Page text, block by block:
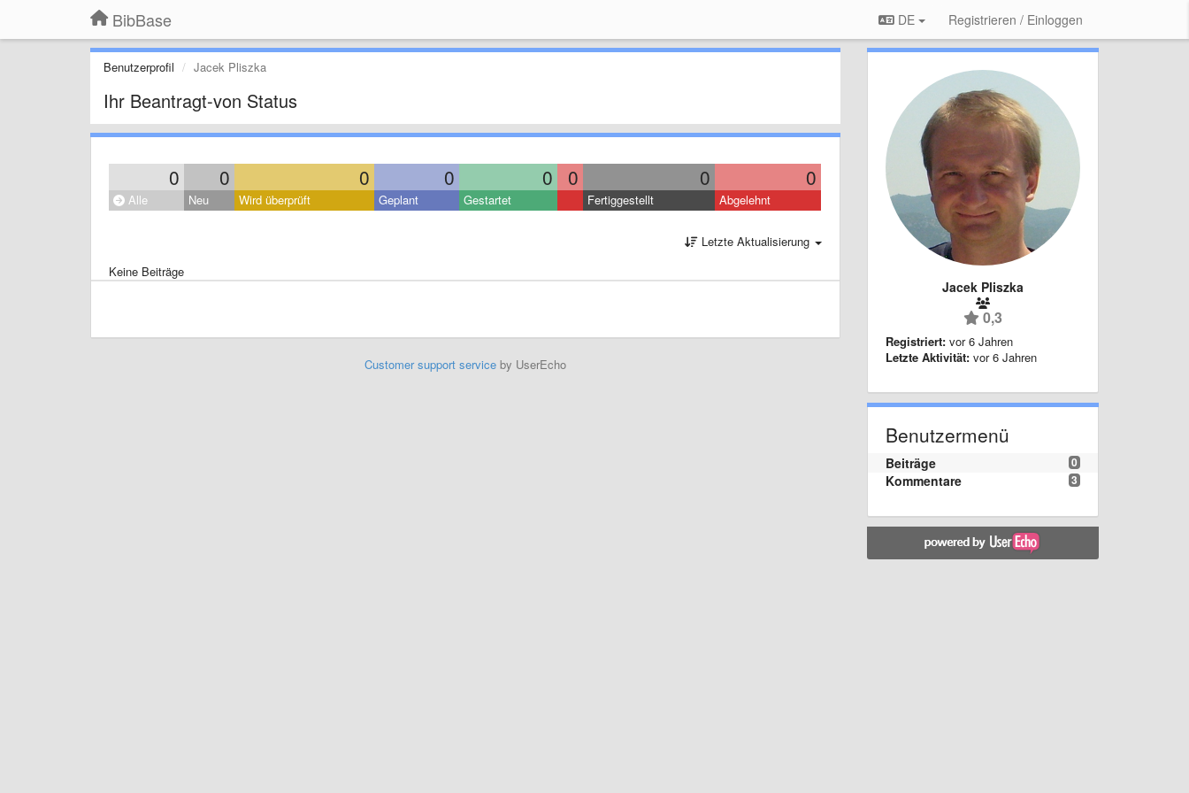
BibBase DE Registrieren / Einloggen
Benutzerprofil Jacek Pliszka
Ihr Beantragt-von Status
0 0 0 0 0 0 0 0
Alle Neu Wird überprüft Geplant Gestartet Fertiggestellt Abgelehnt
Letzte Aktualisierung
Keine Beiträge
Customer support serviceby UserEcho
Jacek Pliszka
0,3
Registriert: vor 6 Jahren
Letzte Aktivität: vor 6 Jahren
Benutzermenü
0
Beiträge
3
Kommentare